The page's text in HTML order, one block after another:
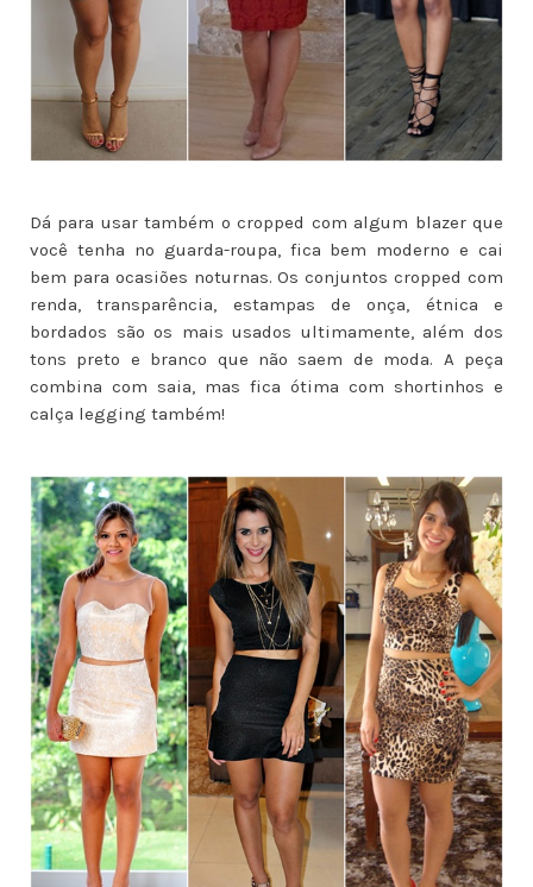
Dá para usar também o cropped com algum blazer que
você tenha no guarda-roupa, fica bem moderno e cai
bem para ocasiões noturnas. Os conjuntos cropped com
renda, transparência, estampas de onça, étnica e
bordados são os mais usados ultimamente, além dos
tons preto e branco que não saem de moda. A peça
combina com saia, mas fica ótima com shortinhos e
calça legging também!